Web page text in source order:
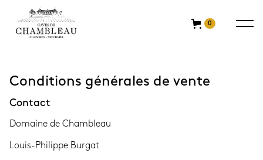
Conditions générales de vente
Contact
Domaine de Chambleau
Louis-Philippe Burgat
0